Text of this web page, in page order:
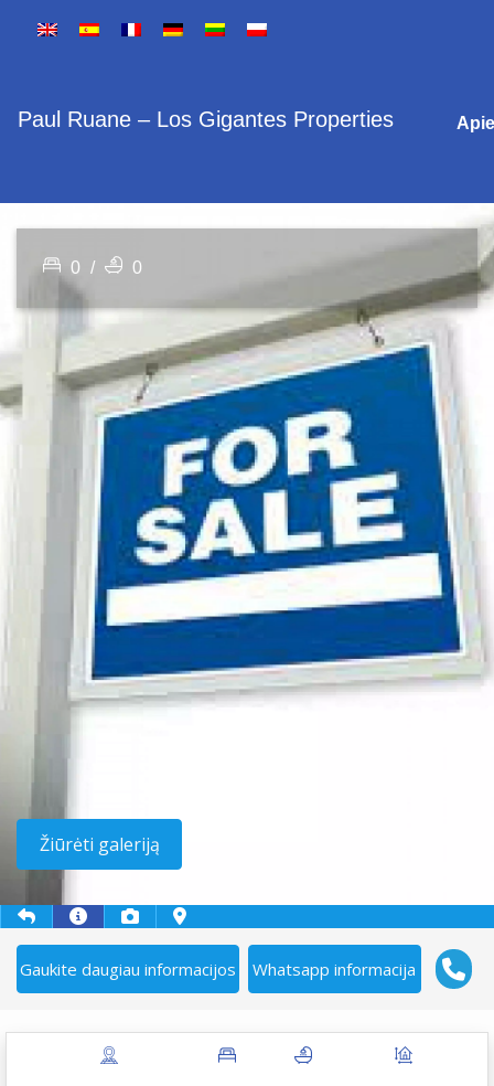
Paul Ruane – Los Gigantes Properties Apie
0 / 0
Žiūrėti galeriją
Gaukite daugiau informacijos Whatsapp informacija